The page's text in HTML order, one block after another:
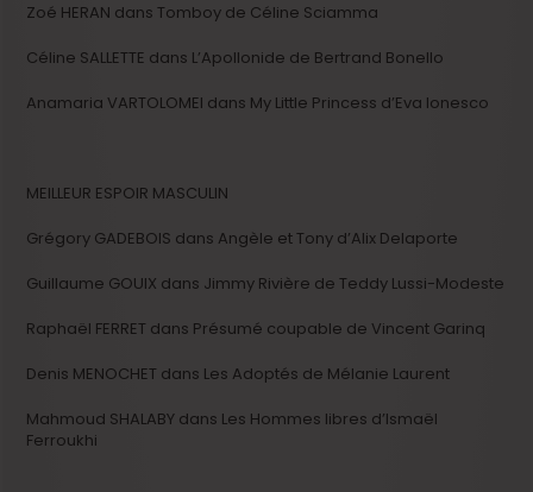
Zoé HERAN dans Tomboy de Céline Sciamma
Céline SALLETTE dans L’Apollonide de Bertrand Bonello
Anamaria VARTOLOMEI dans My Little Princess d’Eva Ionesco
MEILLEUR ESPOIR MASCULIN
Grégory GADEBOIS dans Angèle et Tony d’Alix Delaporte
Guillaume GOUIX dans Jimmy Rivière de Teddy Lussi-Modeste
Raphaël FERRET dans Présumé coupable de Vincent Garinq
Denis MENOCHET dans Les Adoptés de Mélanie Laurent
Mahmoud SHALABY dans Les Hommes libres d’Ismaël
Ferroukhi